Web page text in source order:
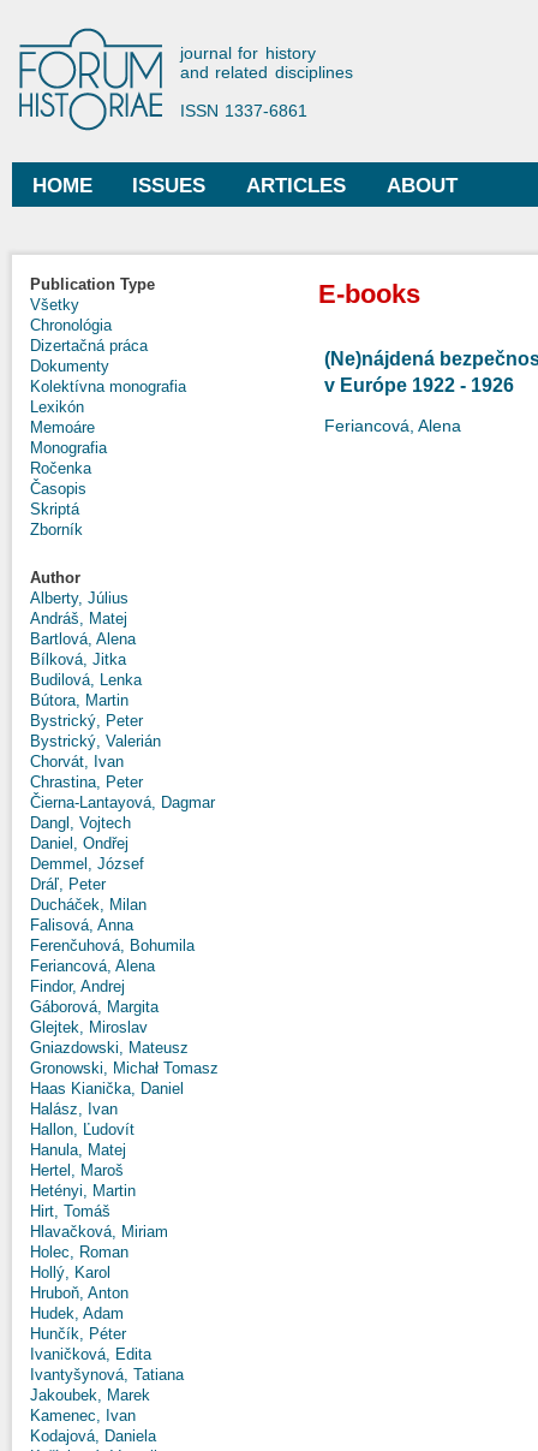
Forum Historiae
journal for history
and related disciplines
ISSN 1337-6861
Main menu
HOME ISSUES ARTICLES ABOUT
Publication Type
Všetky
Chronológia
Dizertačná práca
Dokumenty
Kolektívna monografia
Lexikón
Memoáre
Monografia
Ročenka
Časopis
Skriptá
Zborník
Author
Alberty, Július
Andráš, Matej
Bartlová, Alena
Bílková, Jitka
Budilová, Lenka
Bútora, Martin
Bystrický, Peter
Bystrický, Valerián
Chorvát, Ivan
Chrastina, Peter
Čierna-Lantayová, Dagmar
Dangl, Vojtech
Daniel, Ondřej
Demmel, József
Dráľ, Peter
Ducháček, Milan
Falisová, Anna
Ferenčuhová, Bohumila
Feriancová, Alena
Findor, Andrej
Gáborová, Margita
Glejtek, Miroslav
Gniazdowski, Mateusz
Gronowski, Michał Tomasz
Haas Kianička, Daniel
Halász, Ivan
Hallon, Ľudovít
Hanula, Matej
Hertel, Maroš
Hetényi, Martin
Hirt, Tomáš
Hlavačková, Miriam
Holec, Roman
Hollý, Karol
Hruboň, Anton
Hudek, Adam
Hunčík, Péter
Ivaničková, Edita
Ivantyšynová, Tatiana
Jakoubek, Marek
Kamenec, Ivan
Kodajová, Daniela
E-books
(Ne)nájdená
v Európe 1922 - 1926
Feriancová, Alena